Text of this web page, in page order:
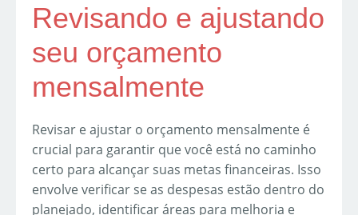
Revisando e ajustando
seu orçamento
mensalmente
Revisar e ajustar o orçamento mensalmente é
crucial para garantir que você está no caminho
certo para alcançar suas metas financeiras. Isso
envolve verificar se as despesas estão dentro do
planejado, identificar áreas para melhoria e